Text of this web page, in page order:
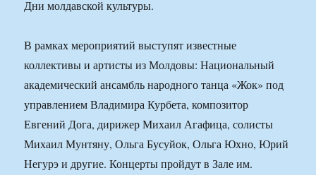
Дни молдавской культуры.
В рамках мероприятий выступят известные
коллективы и артисты из Молдовы: Национальный
академический ансамбль народного танца «Жок» под
управлением Владимира Курбета, композитор
Евгений Дога, дирижер Михаил Агафица, солисты
Михаил Мунтяну, Ольга Бусуйок, Ольга Юхно, Юрий
Негурэ и другие. Концерты пройдут в Зале им.